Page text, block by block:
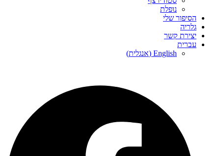
נופלת
הסיפור שלי
גלריה
יצירת קשר
עברית
English
(אנגלית)